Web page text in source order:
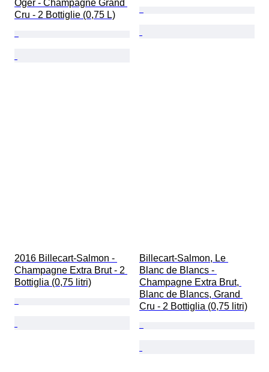
Oger - Champagne Grand
Cru - 2 Bottiglie (0,75 L)
2016 Billecart-Salmon -
Champagne Extra Brut - 2
Bottiglia (0,75 litri)
Billecart-Salmon, Le
Blanc de Blancs -
Champagne Extra Brut,
Blanc de Blancs, Grand
Cru - 2 Bottiglia (0,75 litri)